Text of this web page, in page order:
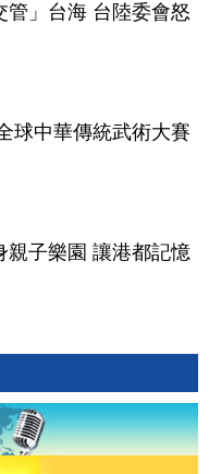
管」台海 台陸委會怒
球中華傳統武術大賽
親子樂園 讓港都記憶